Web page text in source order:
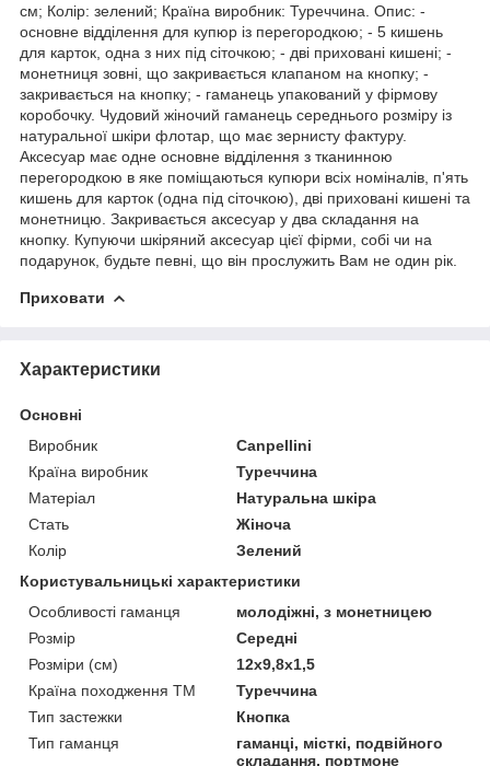
см; Колір: зелений; Країна виробник: Туреччина. Опис: -
основне відділення для купюр із перегородкою; - 5 кишень
для карток, одна з них під сіточкою; - дві приховані кишені; -
монетниця зовні, що закривається клапаном на кнопку; -
закривається на кнопку; - гаманець упакований у фірмову
коробочку. Чудовий жіночий гаманець середнього розміру із
натуральної шкіри флотар, що має зернисту фактуру.
Аксесуар має одне основне відділення з тканинною
перегородкою в яке поміщаються купюри всіх номіналів, п'ять
кишень для карток (одна під сіточкою), дві приховані кишені та
монетницю. Закривається аксесуар у два складання на
кнопку. Купуючи шкіряний аксесуар цієї фірми, собі чи на
подарунок, будьте певні, що він прослужить Вам не один рік.
Приховати
Характеристики
Основні
Виробник
Canpellini
Країна виробник
Туреччина
Матеріал
Натуральна шкіра
Стать
Жіноча
Колір
Зелений
Користувальницькі характеристики
Особливості гаманця
молодіжні, з монетницею
Розмір
Середні
Розміри (см)
12х9,8х1,5
Країна походження ТМ
Туреччина
Тип застежки
Кнопка
Тип гаманця
гаманці, місткі, подвійного
складання, портмоне